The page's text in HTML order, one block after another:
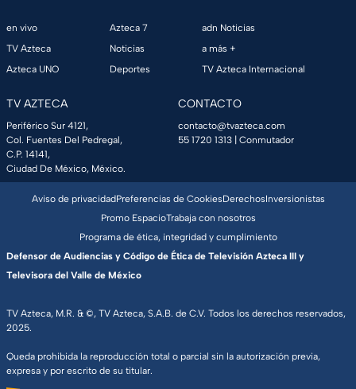
en vivo
TV Azteca
Azteca UNO
Azteca 7
Noticias
Deportes
adn Noticias
a más +
TV Azteca Internacional
TV AZTECA
Periférico Sur 4121,
Col. Fuentes Del Pedregal,
C.P. 14141,
Ciudad De México, México.
CONTACTO
contacto@tvazteca.com
55 1720 1313 | Conmutador
TV Azteca, M.R. & ©, TV Azteca, S.A.B. de C.V. Todos los derechos reservados,
2025.
Queda prohibida la reproducción total o parcial sin la autorización previa,
expresa y por escrito de su titular.
Aviso de privacidadPreferencias de CookiesDerechosInversionistas
Promo EspacioTrabaja con nosotros
Programa de ética, integridad y cumplimiento
Defensor de Audiencias y Código de Ética de Televisión Azteca III y
Televisora del Valle de México